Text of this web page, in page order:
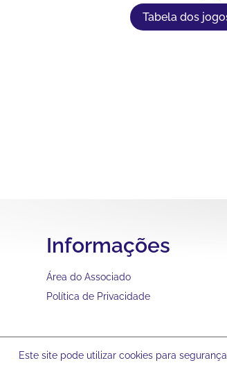
Tabela dos
Informações
Área do Associado
Política de Privacidade
Este site pode utilizar cookies para